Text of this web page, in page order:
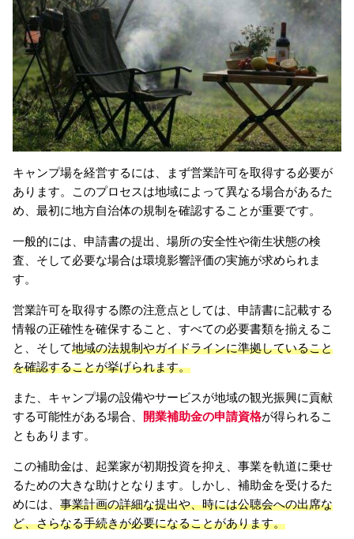
キャンプ場を経営するには、まず営業許可を取得する必要が
あります。このプロセスは地域によって異なる場合があるた
め、最初に地方自治体の規制を確認することが重要です。
一般的には、申請書の提出、場所の安全性や衛生状態の検
査、そして必要な場合は環境影響評価の実施が求められま
す。
営業許可を取得する際の注意点としては、申請書に記載する
情報の正確性を確保すること、すべての必要書類を揃えるこ
と、そして地域の法規制やガイドラインに準拠していること
を確認することが挙げられます。
また、キャンプ場の設備やサービスが地域の観光振興に貢献
する可能性がある場合、
開業補助金の申請資格が得られるこ
ともあります。
この補助金は、起業家が初期投資を抑え、事業を軌道に乗せ
るための大きな助けとなります。しかし、補助金を受けるた
めには、 事業計画の詳細な提出や、時には公聴会への出席な
ど、さらなる手続きが必要になることがあります。